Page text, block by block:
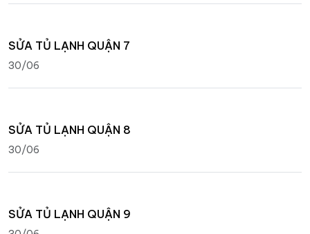
SỬA TỦ LẠNH QUẬN 7
30/06
SỬA TỦ LẠNH QUẬN 8
30/06
SỬA TỦ LẠNH QUẬN 9